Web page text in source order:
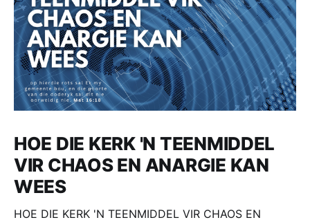
HOE DIE KERK 'N TEENMIDDEL
VIR CHAOS EN ANARGIE KAN
WEES
HOE DIE KERK 'N TEENMIDDEL VIR CHAOS EN